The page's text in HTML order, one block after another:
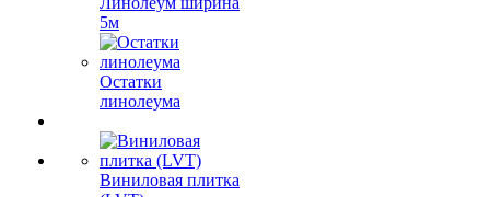
5м
Остатки
линолеума
Виниловая плитка